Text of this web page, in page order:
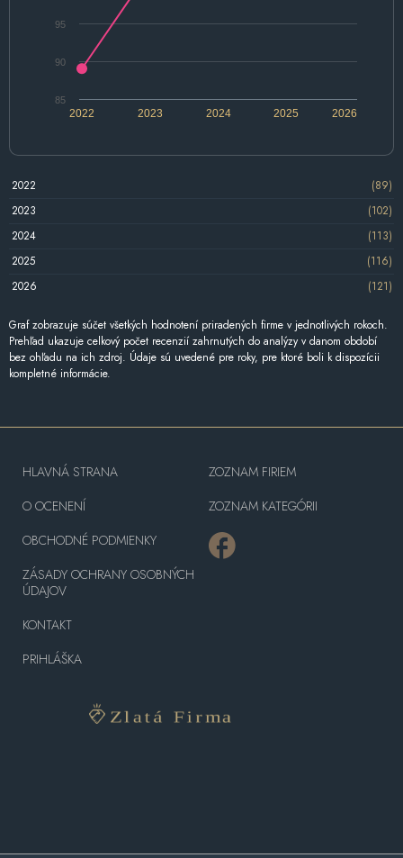
2022 2024 2026
2023 2025
85
90
95
2022
(89)
2023
(102)
2024
(113)
2025
(116)
2026
(121)
Graf zobrazuje súčet všetkých hodnotení priradených firme v jednotlivých rokoch.
Prehľad ukazuje celkový počet recenzií zahrnutých do analýzy v danom období
bez ohľadu na ich zdroj. Údaje sú uvedené pre roky, pre ktoré boli k dispozícii
kompletné informácie.
HLAVNÁ STRANA
O OCENENÍ
OBCHODNÉ PODMIENKY
ZÁSADY OCHRANY OSOBNÝCH
ÚDAJOV
KONTAKT
PRIHLÁŠKA
ZOZNAM FIRIEM
ZOZNAM KATEGÓRII